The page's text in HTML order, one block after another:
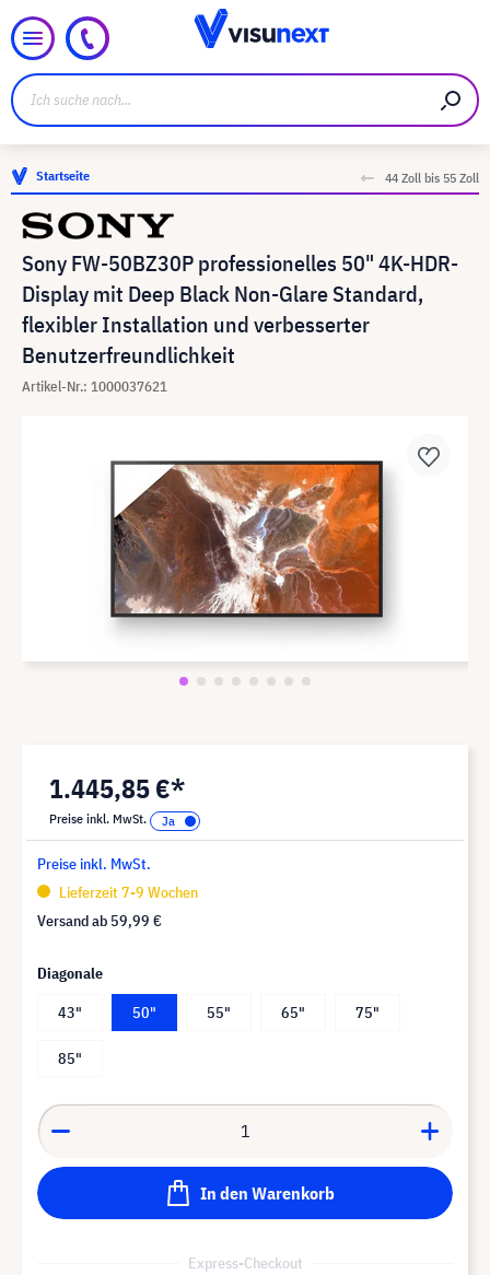
Startseite 44 Zoll bis 55 Zoll
Sony FW-50BZ30P professionelles 50" 4K-HDR-
Display mit Deep Black Non-Glare Standard,
flexibler Installation und verbesserter
Benutzerfreundlichkeit
Artikel-Nr.: 1000037621
1.445,85 €*
Preise inkl. MwSt.
Preise inkl. MwSt.
Lieferzeit 7-9 Wochen
Versand ab 59,99 €
Diagonale
43"
50" 55" 65" 75"
85"
In den Warenkorb
Express-Checkout